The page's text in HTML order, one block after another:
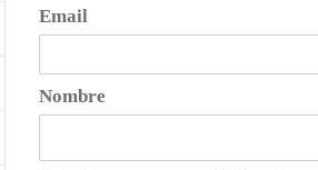
Email
Nombre